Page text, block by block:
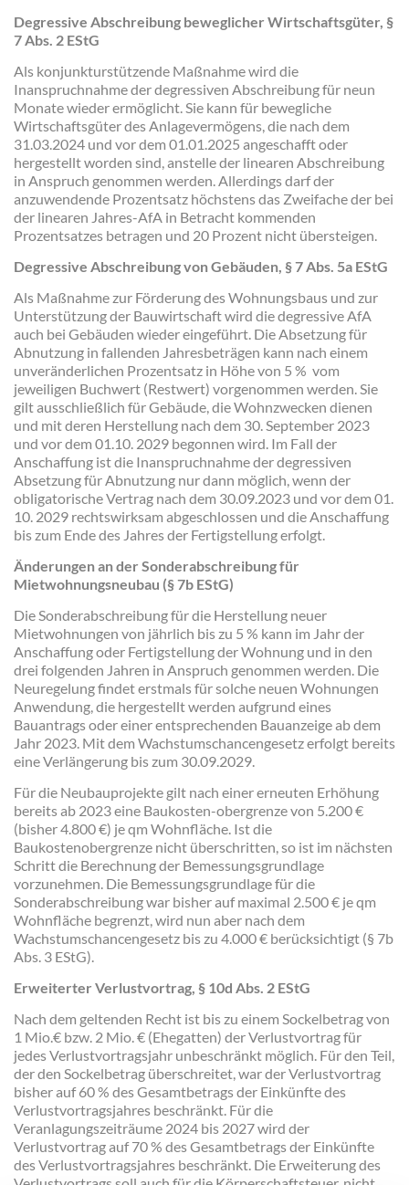
Degressive Abschreibung beweglicher Wirtschaftsgüter, §
7 Abs. 2 EStG
Als konjunkturstützende Maßnahme wird die
Inanspruchnahme der degressiven Abschreibung für neun
Monate wieder ermöglicht. Sie kann für bewegliche
Wirtschaftsgüter des Anlagevermögens, die nach dem
31.03.2024 und vor dem 01.01.2025 angeschafft oder
hergestellt worden sind, anstelle der linearen Abschreibung
in Anspruch genommen werden. Allerdings darf der
anzuwendende Prozentsatz höchstens das Zweifache der bei
der linearen Jahres-AfA in Betracht kommenden
Prozentsatzes betragen und 20 Prozent nicht übersteigen.
Degressive Abschreibung von Gebäuden, § 7 Abs. 5a EStG
Als Maßnahme zur Förderung des Wohnungsbaus und zur
Unterstützung der Bauwirtschaft wird die degressive AfA
auch bei Gebäuden wieder eingeführt. Die Absetzung für
Abnutzung in fallenden Jahresbeträgen kann nach einem
unveränderlichen Prozentsatz in Höhe von 5 % vom
jeweiligen Buchwert (Restwert) vorgenommen werden. Sie
gilt ausschließlich für Gebäude, die Wohnzwecken dienen
und mit deren Herstellung nach dem 30. September 2023
und vor dem 01.10. 2029 begonnen wird. Im Fall der
Anschaffung ist die Inanspruchnahme der degressiven
Absetzung für Abnutzung nur dann möglich, wenn der
obligatorische Vertrag nach dem 30.09.2023 und vor dem 01.
10. 2029 rechtswirksam abgeschlossen und die Anschaffung
bis zum Ende des Jahres der Fertigstellung erfolgt.
Änderungen an der Sonderabschreibung für
Mietwohnungsneubau (§ 7b EStG)
Die Sonderabschreibung für die Herstellung neuer
Mietwohnungen von jährlich bis zu 5 % kann im Jahr der
Anschaffung oder Fertigstellung der Wohnung und in den
drei folgenden Jahren in Anspruch genommen werden. Die
Neuregelung findet erstmals für solche neuen Wohnungen
Anwendung, die hergestellt werden aufgrund eines
Bauantrags oder einer entsprechenden Bauanzeige ab dem
Jahr 2023. Mit dem Wachstumschancengesetz erfolgt bereits
eine Verlängerung bis zum 30.09.2029.
Für die Neubauprojekte gilt nach einer erneuten Erhöhung
bereits ab 2023 eine Baukosten-obergrenze von 5.200 €
(bisher 4.800 €) je qm Wohnfläche. Ist die
Baukostenobergrenze nicht überschritten, so ist im nächsten
Schritt die Berechnung der Bemessungsgrundlage
vorzunehmen. Die Bemessungsgrundlage für die
Sonderabschreibung war bisher auf maximal 2.500 € je qm
Wohnfläche begrenzt, wird nun aber nach dem
Wachstumschancengesetz bis zu 4.000 € berücksichtigt (§ 7b
Abs. 3 EStG).
Erweiterter Verlustvortrag, § 10d Abs. 2 EStG
Nach dem geltenden Recht ist bis zu einem Sockelbetrag von
1 Mio.€ bzw. 2 Mio. € (Ehegatten) der Verlustvortrag für
jedes Verlustvortragsjahr unbeschränkt möglich. Für den Teil,
der den Sockelbetrag überschreitet, war der Verlustvortrag
bisher auf 60 % des Gesamtbetrags der Einkünfte des
Verlustvortragsjahres beschränkt. Für die
Veranlagungszeiträume 2024 bis 2027 wird der
Verlustvortrag auf 70 % des Gesamtbetrags der Einkünfte
des Verlust­vortragsjahres beschränkt. Die Erweiterung des